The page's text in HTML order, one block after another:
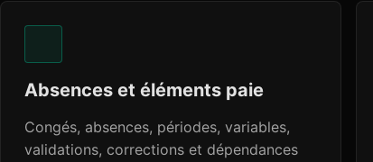
Absences et éléments paie
Congés, absences, périodes, variables,
validations, corrections et dépendances